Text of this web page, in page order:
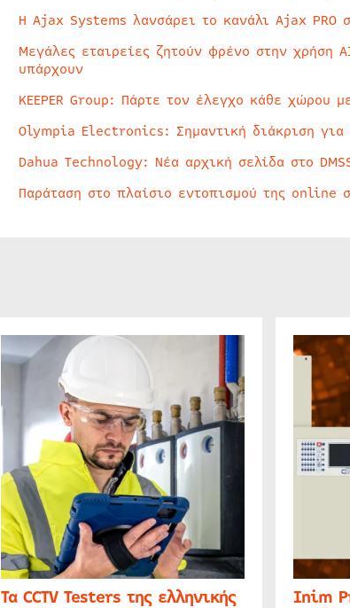
Η Ajax Systems λανσάρει το κανάλι Ajax PRO
Μεγάλες εταιρείες ζητούν φρένο στην χρήση
υπάρχουν
KEEPER Group: Πάρτε τον έλεγχο κάθε
Olympia Electronics: Σημαντική διάκριση για
Dahua Technology: Νέα αρχική σελίδα στο
Παράταση στο πλαίσιο εντοπισμού της online
Τα CCTV Testers της ελληνικής Inim